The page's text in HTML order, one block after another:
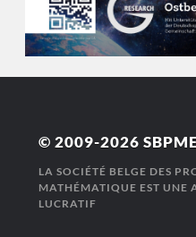
© 2009-2026
LA SOCIÉTÉ BELGE DES
MATHÉMATIQUE EST UNE
LUCRATIF